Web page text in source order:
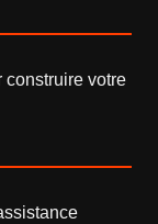
construire votre